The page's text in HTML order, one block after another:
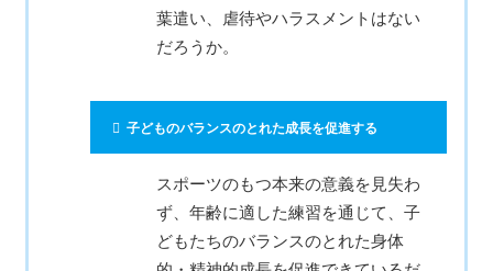
葉遣い、虐待やハラスメントはない
だろうか。
子どものバランスのとれた成長を促進する
スポーツのもつ本来の意義を見失わ
ず、年齢に適した練習を通じて、子
どもたちのバランスのとれた身体